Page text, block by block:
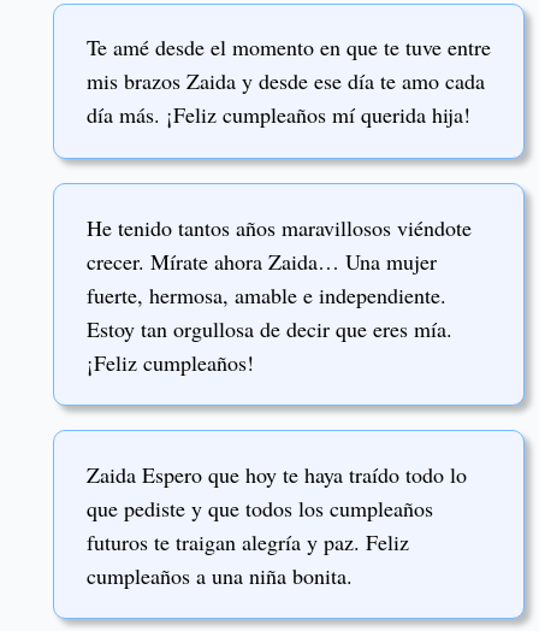
Te amé desde el momento en que te tuve entre
mis brazos Zaida y desde ese día te amo cada
día más. ¡Feliz cumpleaños mí querida hija!
He tenido tantos años maravillosos viéndote
crecer. Mírate ahora Zaida… Una mujer
fuerte, hermosa, amable e independiente.
Estoy tan orgullosa de decir que eres mía.
¡Feliz cumpleaños!
Zaida Espero que hoy te haya traído todo lo
que pediste y que todos los cumpleaños
futuros te traigan alegría y paz. Feliz
cumpleaños a una niña bonita.